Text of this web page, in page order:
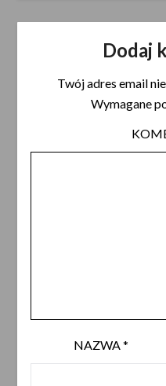
Dodaj
Twój adres email
Wymagane
NAZWA*